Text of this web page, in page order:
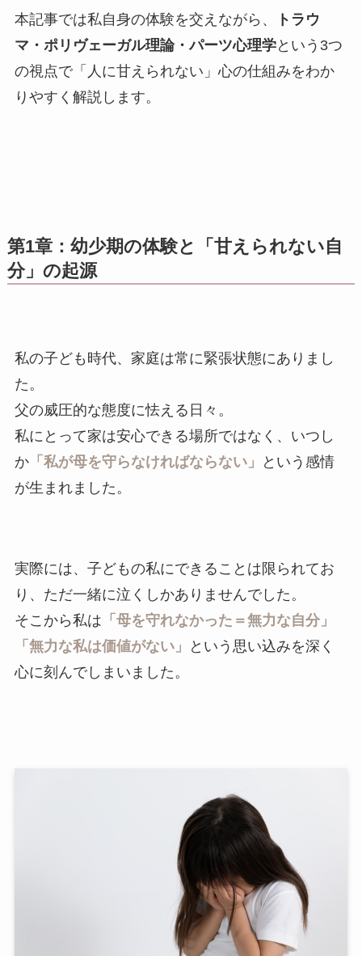
本記事では私自身の体験を交えながら、
トラウ
マ・ポリヴェーガル理論・パーツ心理学という3つ
の視点で「人に甘えられない」心の仕組みをわか
りやすく解説します。
第1章：幼少期の体験と「甘えられない自
分」の起源
私の子ども時代、家庭は常に緊張状態にありまし
た。
父の威圧的な態度に怯える日々。
私にとって家は安心できる場所ではなく、いつし
か「私が母を守らなければならない」
という感情
が生まれました。
実際には、子どもの私にできることは限られてお
り、ただ一緒に泣くしかありませんでした。
そこから私は 「母を守れなかった＝無力な自分」
「無力な私は価値がない」
という思い込みを深く
心に刻んでしまいました。